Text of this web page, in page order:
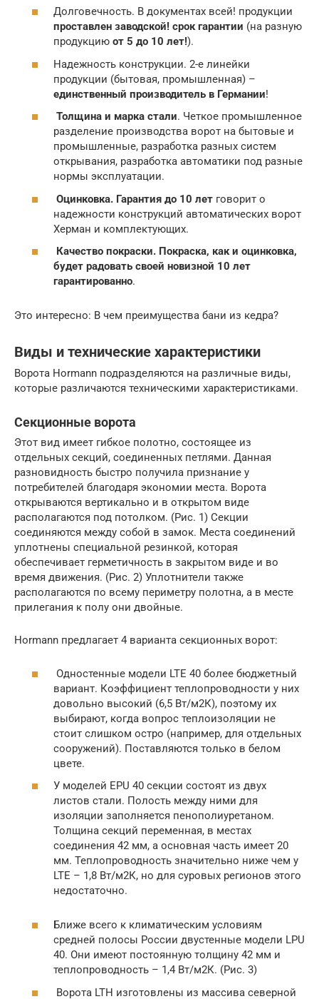
Долговечность. В документах всей! продукции
проставлен заводской! срок гарантии (на разную
продукцию от 5 до 10 лет!).
Надежность конструкции. 2-е линейки
продукции (бытовая, промышленная) –
единственный производитель в Германии!
Толщина и марка стали. Четкое промышленное
разделение производства ворот на бытовые и
промышленные, разработка разных систем
открывания, разработка автоматики под разные
нормы эксплуатации.
Оцинковка. Гарантия до 10 лет говорит о
надежности конструкций автоматических ворот
Херман и комплектующих.
Качество покраски. Покраска, как и оцинковка,
будет радовать своей новизной 10 лет
гарантированно.
Это интересно: В чем преимущества бани из кедра?
Виды и технические характеристики
Ворота Hormann подразделяются на различные виды,
которые различаются техническими характеристиками.
Секционные ворота
Этот вид имеет гибкое полотно, состоящее из
отдельных секций, соединенных петлями. Данная
разновидность быстро получила признание у
потребителей благодаря экономии места. Ворота
открываются вертикально и в открытом виде
располагаются под потолком. (Рис. 1) Секции
соединяются между собой в замок. Места соединений
уплотнены специальной резинкой, которая
обеспечивает герметичность в закрытом виде и во
время движения. (Рис. 2) Уплотнители также
располагаются по всему периметру полотна, а в месте
прилегания к полу они двойные.
Hormann предлагает 4 варианта секционных ворот:
Одностенные модели LTE 40 более бюджетный
вариант. Коэффициент теплопроводности у них
довольно высокий (6,5 Вт/м2К), поэтому их
выбирают, когда вопрос теплоизоляции не
стоит слишком остро (например, для отдельных
сооружений). Поставляются только в белом
цвете.
У моделей EPU 40 секции состоят из двух
листов стали. Полость между ними для
изоляции заполняется пенополиуретаном.
Толщина секций переменная, в местах
соединения 42 мм, а основная часть имеет 20
мм. Теплопроводность значительно ниже чем у
LTE – 1,8 Вт/м2К, но для суровых регионов этого
недостаточно.
Ближе всего к климатическим условиям
средней полосы России двустенные модели LPU
40. Они имеют постоянную толщину 42 мм и
теплопроводность – 1,4 Вт/м2К. (Рис. 3)
Ворота LTH изготовлены из массива северной